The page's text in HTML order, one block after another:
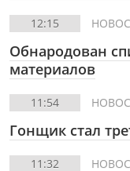
12:15
Обнародован
материалов
11:54
Гонщик стал
11:32